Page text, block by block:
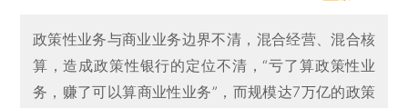
政策性业务与商业业务边界不清，混合经营、混合核
算，造成政策性银行的定位不清，“亏了算政策性业
务，赚了可以算商业性业务”，而规模达7万亿的政策